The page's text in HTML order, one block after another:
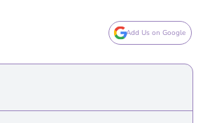
Add Us on Google